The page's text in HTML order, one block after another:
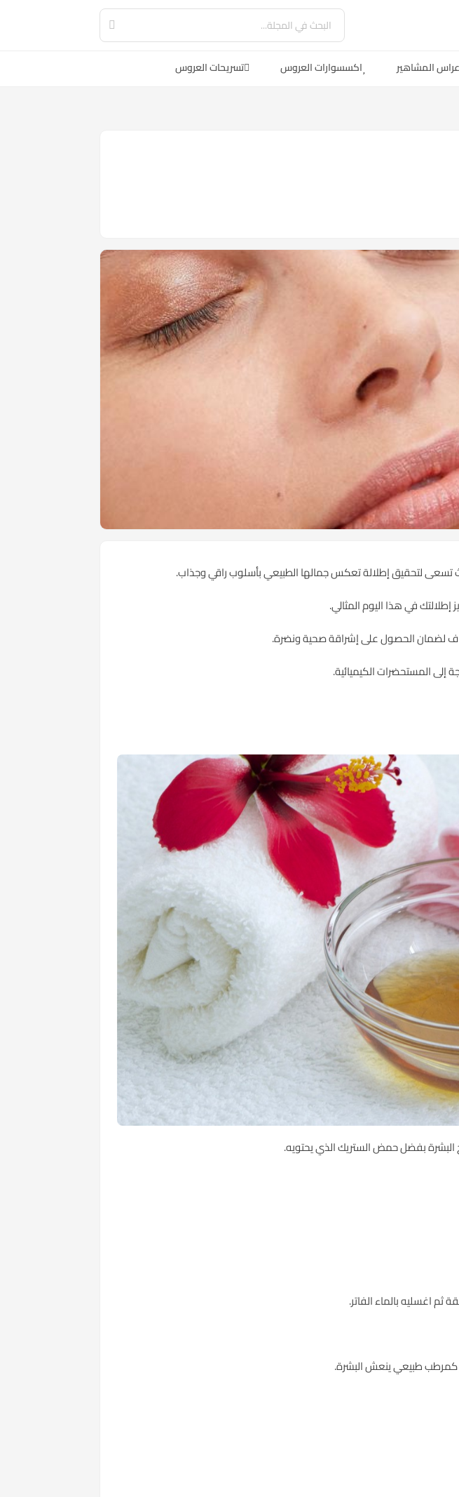
المشاهير اكسسوارات العروس تسريحات العروس
لتحقيق إطلالة تعكس جمالها الطبيعي بأسلوب راقي وجذاب.
إطلالتك في هذا اليوم المثالي.
لضمان الحصول على إشراقة صحية ونضرة.
إلى المستحضرات الكيميائية.
البشرةبفضل حمض الستريك الذي يحتويه.
كمرطب طبيعي ينعش البشرة.